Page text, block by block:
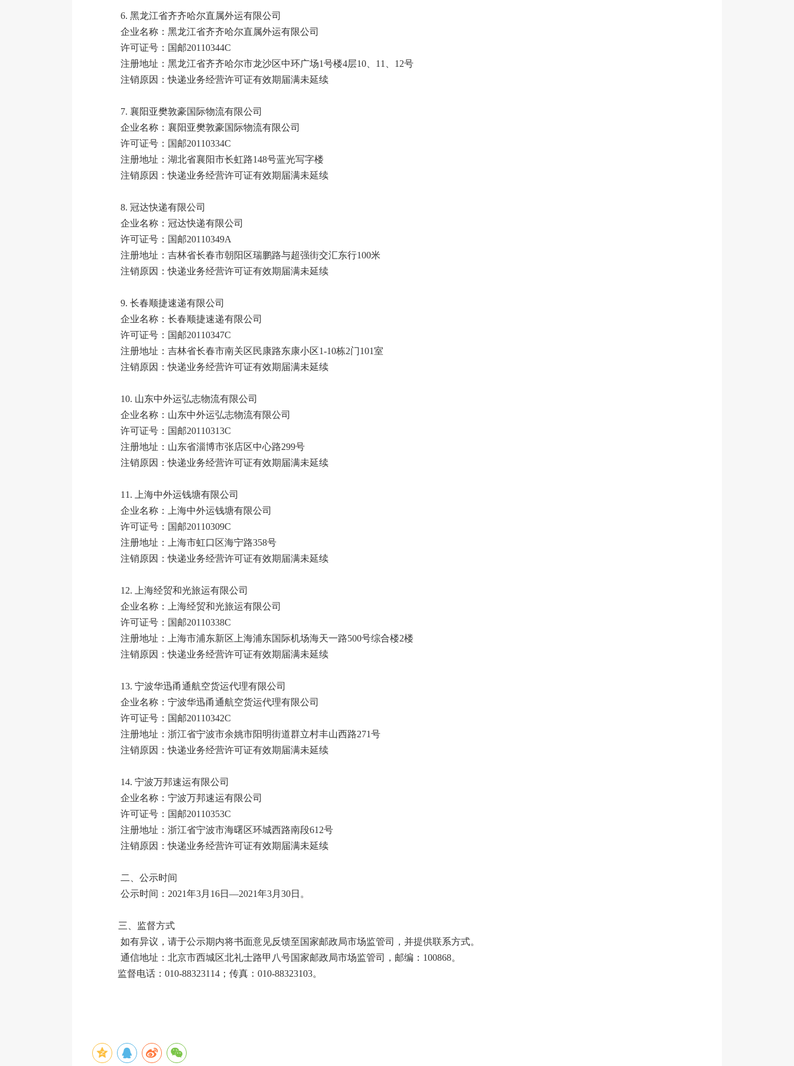
6. 黑龙江省齐齐哈尔直属外运有限公司
企业名称： 黑龙江省齐齐哈尔直属外运有限公司
许可证号：国邮20110344C
注册地址：黑龙江省齐齐哈尔市龙沙区中环广场1号楼4层10、11、12号
注销原因：快递业务经营许可证有效期届满未延续
7. 襄阳亚樊敦豪国际物流有限公司
企业名称：襄阳亚樊敦豪国际物流有限公司
许可证号：国邮20110334C
注册地址：湖北省襄阳市长虹路148号蓝光写字楼
注销原因：快递业务经营许可证有效期届满未延续
8. 冠达快递有限公司
企业名称：冠达快递有限公司
许可证号：国邮20110349A
注册地址：吉林省长春市朝阳区瑞鹏路与超强街交汇东行100米
注销原因：快递业务经营许可证有效期届满未延续
9. 长春顺捷速递有限公司
企业名称：长春顺捷速递有限公司
许可证号：国邮20110347C
注册地址：吉林省长春市南关区民康路东康小区1-10栋2门101室
注销原因：快递业务经营许可证有效期届满未延续
10. 山东中外运弘志物流有限公司
企业名称：山东中外运弘志物流有限公司
许可证号：国邮20110313C
注册地址：山东省淄博市张店区中心路299号
注销原因：快递业务经营许可证有效期届满未延续
11.
上海中外运钱塘有限公司
企业名称：上海中外运钱塘有限公司
许可证号：国邮20110309C
注册地址：上海市虹口区海宁路358号
注销原因：快递业务经营许可证有效期届满未延续
12.
上海经贸和光旅运有限公司
企业名称：上海经贸和光旅运有限公司
许可证号：国邮20110338C
注册地址：上海市浦东新区上海浦东国际机场海天一路500号综合楼2楼
注销原因：快递业务经营许可证有效期届满未延续
13. 宁波华迅甬通航空货运代理有限公司
企业名称：宁波华迅甬通航空货运代理有限公司
许可证号：国邮20110342C
注册地址：浙江省宁波市余姚市阳明街道群立村丰山西路271号
注销原因：快递业务经营许可证有效期届满未延续
14. 宁波万邦速运有限公司
企业名称：宁波万邦速运有限公司
许可证号：国邮20110353C
注册地址：浙江省宁波市海曙区环城西路南段612号
注销原因：快递业务经营许可证有效期届满未延续
二、公示时间
公示时间：2021年3月16日—2021年3月30日。
三、监督方式
如有异议，请于公示期内将书面意见反馈至国家邮政局市场监管司，并提供联系方式。
通信地址：北京市西城区北礼士路甲八号国家邮政局市场监管司，邮编：100868。
监督电话：010-88323114；传真：010-88323103。